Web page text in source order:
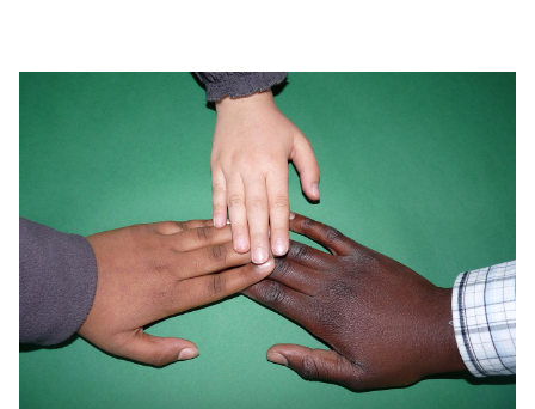
Bidumsámegiella (Pitesamiska)
Ubmejesámiengiälla (Umesamiska)
Kaale (Romska)
Arli (Romska)